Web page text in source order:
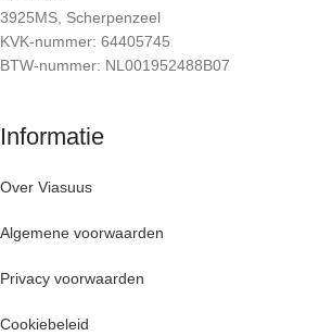
3925MS, Scherpenzeel
KVK-nummer: 64405745
BTW-nummer: NL001952488B07
Informatie
Over Viasuus
Algemene voorwaarden
Privacy voorwaarden
Cookiebeleid